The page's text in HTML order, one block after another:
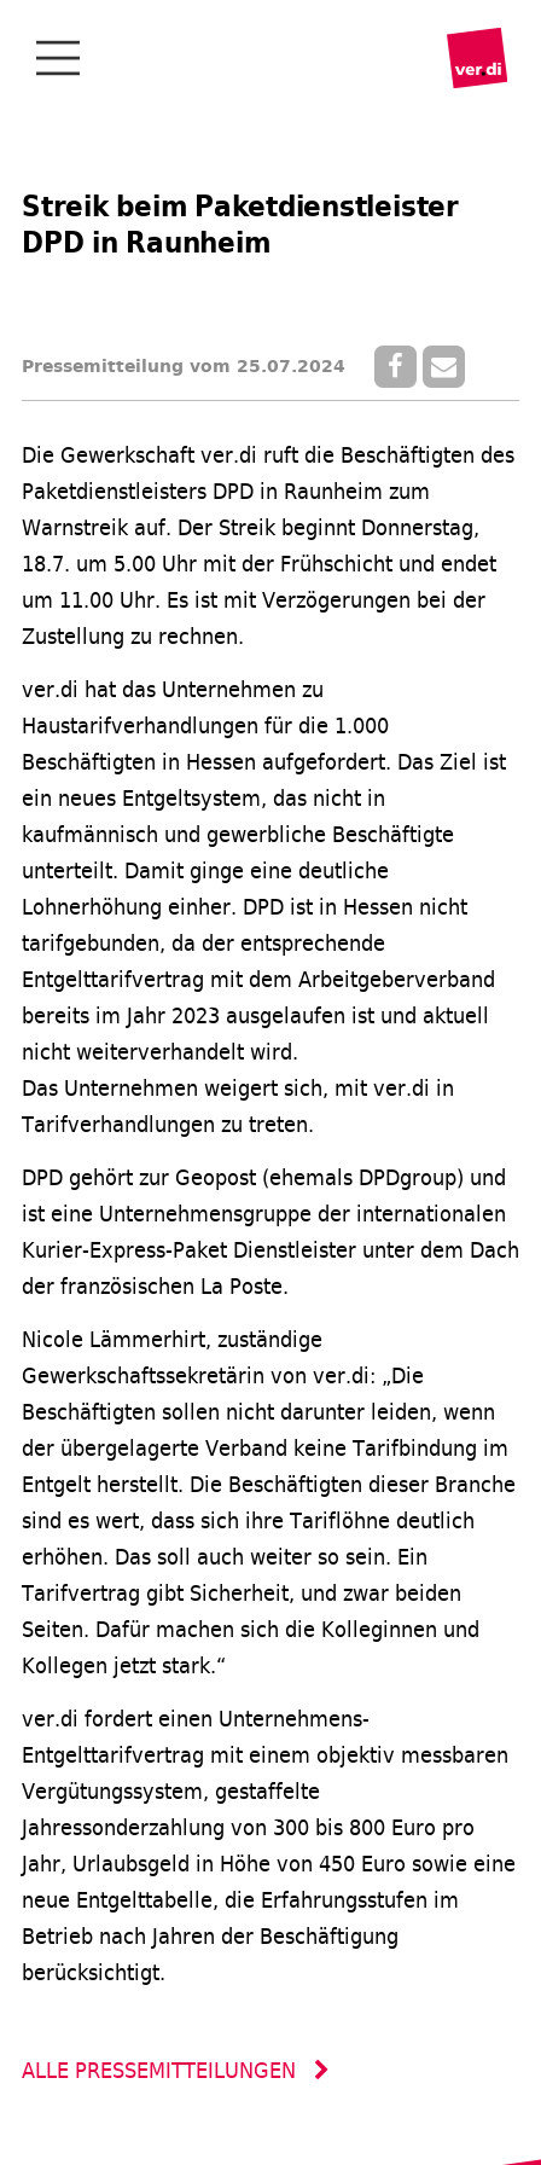
Streik beim Paketdienstleister
DPD in Raunheim
Pressemitteilung vom 25.07.2024
Die Gewerkschaft ver.di ruft die Beschäftigten des
Paketdienstleisters DPD in Raunheim zum
Warnstreik auf. Der Streik beginnt Donnerstag,
18.7. um 5.00 Uhr mit der Frühschicht und endet
um 11.00 Uhr. Es ist mit Verzögerungen bei der
Zustellung zu rechnen.
ver.di hat das Unternehmen zu
Haustarifverhandlungen für die 1.000
Beschäftigten in Hessen aufgefordert. Das Ziel ist
ein neues Entgeltsystem, das nicht in
kaufmännisch und gewerbliche Beschäftigte
unterteilt. Damit ginge eine deutliche
Lohnerhöhung einher. DPD ist in Hessen nicht
tarifgebunden, da der entsprechende
Entgelttarifvertrag mit dem Arbeitgeberverband
bereits im Jahr 2023 ausgelaufen ist und aktuell
nicht weiterverhandelt wird.
Das Unternehmen weigert sich, mit ver.di in
Tarifverhandlungen zu treten.
DPD gehört zur Geopost (ehemals DPDgroup) und
ist eine Unternehmensgruppe der internationalen
Kurier-Express-Paket Dienstleister unter dem Dach
der französischen La Poste.
Nicole Lämmerhirt, zuständige
Gewerkschaftssekretärin von ver.di: „Die
Beschäftigten sollen nicht darunter leiden, wenn
der übergelagerte Verband keine Tarifbindung im
Entgelt herstellt. Die Beschäftigten dieser Branche
sind es wert, dass sich ihre Tariflöhne deutlich
erhöhen. Das soll auch weiter so sein. Ein
Tarifvertrag gibt Sicherheit, und zwar beiden
Seiten. Dafür machen sich die Kolleginnen und
Kollegen jetzt stark.“
ver.di fordert einen Unternehmens-
Entgelttarifvertrag mit einem objektiv messbaren
Vergütungssystem, gestaffelte
Jahressonderzahlung von 300 bis 800 Euro pro
Jahr, Urlaubsgeld in Höhe von 450 Euro sowie eine
neue Entgelttabelle, die Erfahrungsstufen im
Betrieb nach Jahren der Beschäftigung
berücksichtigt.
ALLE PRESSEMITTEILUNGEN